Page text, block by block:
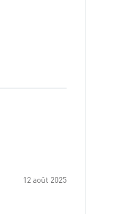
12 août 2025